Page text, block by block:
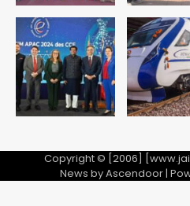
5
रनवे पर
Avinash
Copyright © [2006]
News byAscendoor|